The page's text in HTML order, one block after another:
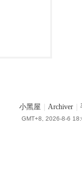
小黑屋 Archiver
GMT+8, 2026-8-6